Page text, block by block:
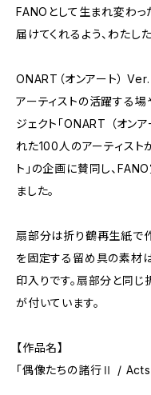
FANOとして生まれ変わっ
届けてくれるよう、わたし
ONART（オンアート） Ver.
アーティストの活躍する
ジェクト「ONART （オン
れた100人のアーティスト
ト」の企画に賛同し、
ました。
扇部分は折り鶴再生紙で
を固定する留め具の素材
印入りです。扇部分と同
が付いています。
【作品名】
「偶像たちの諸行Ⅱ /